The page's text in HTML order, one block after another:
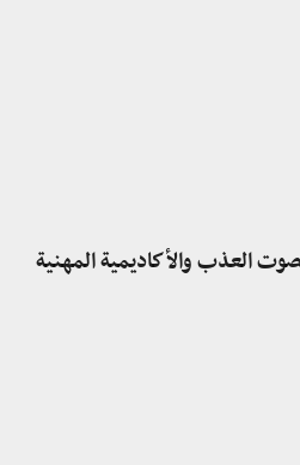
العذب والأكاديمية المهنية